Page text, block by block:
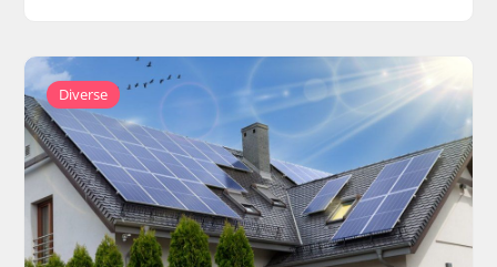
Diverse